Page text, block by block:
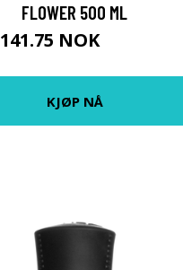
FLOWER 500 ML
141.75 NOK
KJØP NÅ